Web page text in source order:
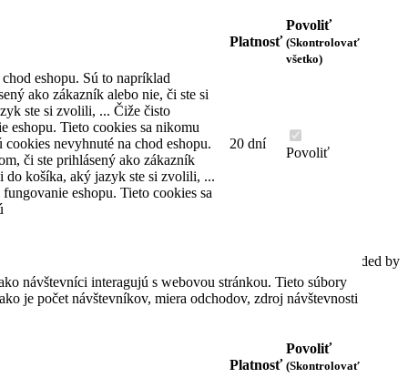
Karadžičova 10
(stará adresa Vajnorská 47)
821 08 Bratislava
Slovenská republika
Telefón: +421 2 4445 2222
Email: predajna@domhodinmax.sk
© 2020 AutoTel Bratislava spol. s r.o., All rights reserved, Coded by
Cero Design
Platnosť
Povoliť
(Skontrolovať
všetko)
eshopu. Sú to napríklad
ako zákazník alebo nie, či ste si
ste si zvolili, ... Čiže čisto
eshopu. Tieto cookies sa nikomu
cookies nevyhnuté na chod eshopu.
či ste prihlásený ako zákazník
do košíka, aký jazyk ste si zvolili, ...
eshopu. Tieto cookies sa
20 dní
Povoliť
návštevníci interagujú s webovou stránkou. Tieto súbory
je počet návštevníkov, miera odchodov, zdroj návštevnosti
Platnosť
Povoliť
(Skontrolovať